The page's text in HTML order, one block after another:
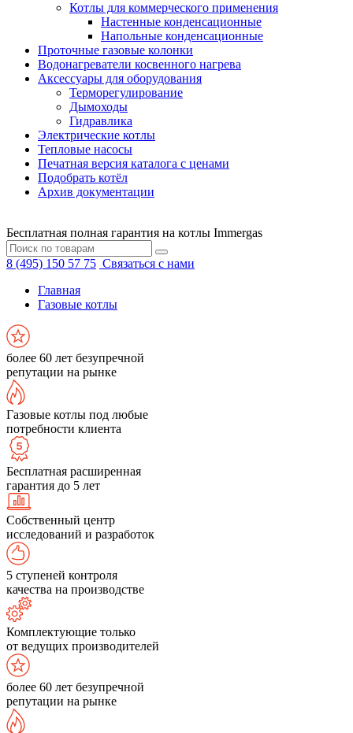
Котлы для коммерческого применения
Настенные конденсационные
Напольные конденсационные
Проточные газовые колонки
Водонагреватели косвенного нагрева
Аксессуары для оборудования
Терморегулирование
Дымоходы
Гидравлика
Электрические котлы
Тепловые насосы
Печатная версия каталога с ценами
Подобрать котёл
Архив документации
Бесплатная полная гарантия на котлы Immergas
8 (495) 150 57 75 Связаться с нами
Главная
Газовые котлы
более 60 лет безупречной
репутации на рынке
Газовые котлы под любые
потребности клиента
Бесплатная расширенная
гарантия до 5 лет
Собственный центр
исследований и разработок
5 ступеней контроля
качества на производстве
Комплектующие только
от ведущих производителей
более 60 лет безупречной
репутации на рынке